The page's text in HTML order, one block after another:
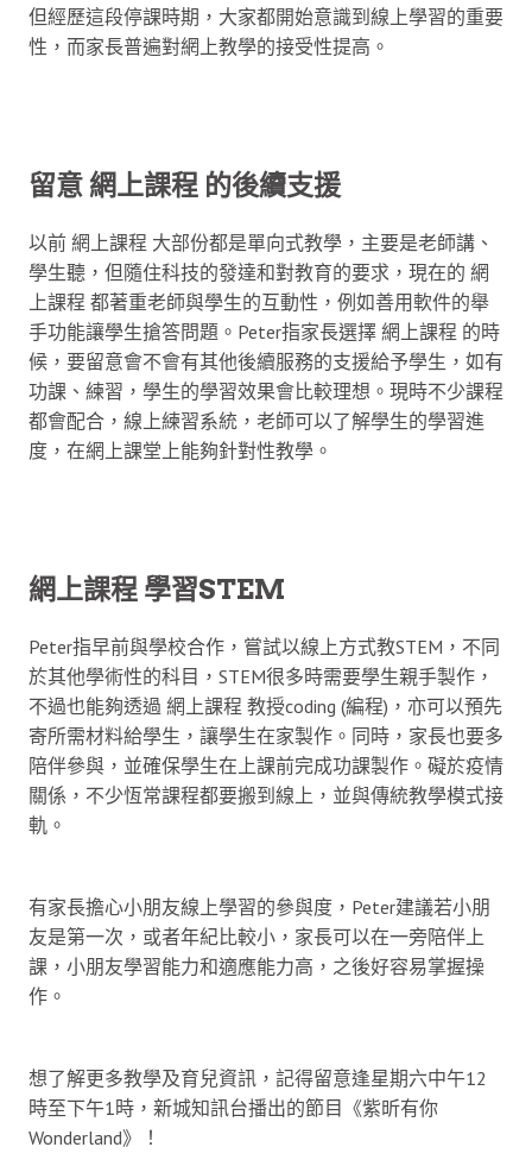
但經歷這段停課時期，大家都開始意識到線上學習的重要
性，而家長普遍對網上教學的接受性提高。
留意網上課程 的後續支援
以前 網上課程 大部份都是單向式教學，主要是老師講、
學生聽，但隨住科技的發達和對教育的要求，現在的 網
上課程 都著重老師與學生的互動性，例如善用軟件的舉
手功能讓學生搶答問題。Peter指家長選擇 網上課程 的時
候，要留意會不會有其他後續服務的支援給予學生，如有
功課、練習，學生的學習效果會比較理想。現時不少課程
都會配合，線上練習系統，老師可以了解學生的學習進
度，在網上課堂上能夠針對性教學。
網上課程 學習STEM
Peter指早前與學校合作，嘗試以線上方式教STEM，不同
於其他學術性的科目，STEM很多時需要學生親手製作，
不過也能夠透過 網上課程 教授coding (編程)，亦可以預先
寄所需材料給學生，讓學生在家製作。同時，家長也要多
陪伴參與，並確保學生在上課前完成功課製作。礙於疫情
關係，不少恆常課程都要搬到線上，並與傳統教學模式接
軌。
有家長擔心小朋友線上學習的參與度，Peter建議若小朋
友是第一次，或者年紀比較小，家長可以在一旁陪伴上
課，小朋友學習能力和適應能力高，之後好容易掌握操
作。
想了解更多教學及育兒資訊，記得留意逢星期六中午12
時至下午1時，新城知訊台播出的節目《紫昕有你
Wonderland》！